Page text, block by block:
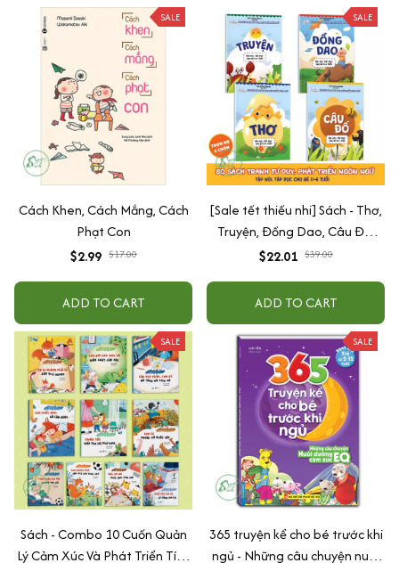
SALE
Cách Khen, Cách Mắng, Cách
Phạt Con
$2.99 $17.00
ADD TO CART
SALE
[Sale tết thiếu nhi] Sách - Thơ,
Truyện, Đồng Dao, Câu Đố,
Tập Nói Tập Đọc Cho Bé 0-6
$22.01 $39.00
ADD TO CART
SALE
Sách - Combo 10 Cuốn Quản
Lý Cảm Xúc Và Phát Triển Tính
SALE
365 truyện kể cho bé trước khi
ngủ - Những câu chuyện nuôi